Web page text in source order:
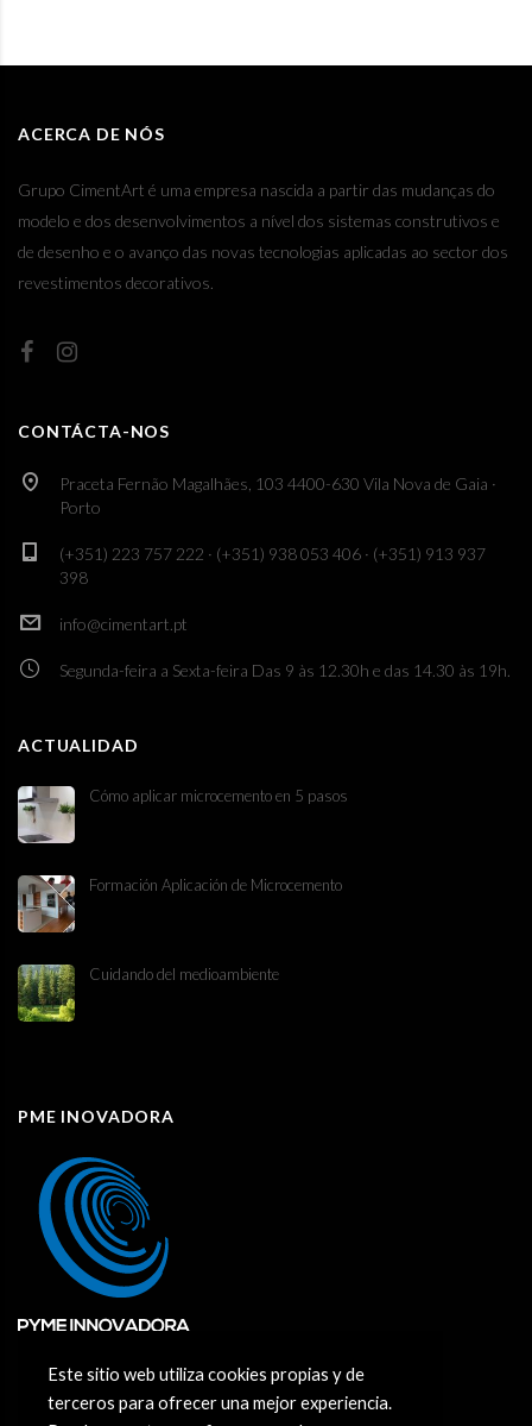
ACERCA DE NÓS
Grupo CimentArt é uma empresa nascida a partir das mudanças do
modelo e dos desenvolvimentos a nível dos sistemas construtivos e
de desenho e o avanço das novas tecnologias aplicadas ao sector dos
revestimentos decorativos.
CONTÁCTA-NOS
Praceta Fernão Magalhães, 103 4400-630 Vila Nova de Gaia ·
Porto
(+351) 223 757 222 · (+351) 938 053 406 · (+351) 913 937
398
info@cimentart.pt
Segunda-feira a Sexta-feira Das 9 às 12.30h e das 14.30 às 19h.
ACTUALIDAD
Cómo aplicar microcemento en 5 pasos
Formación Aplicación de Microcemento
Cuidando del medioambiente
PME INOVADORA
Este sitio web utiliza cookies propias y de
terceros para ofrecer una mejor experiencia.